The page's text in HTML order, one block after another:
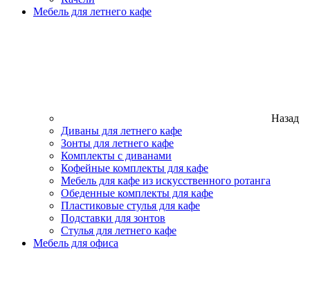
Мебель для летнего кафе
Назад
Диваны для летнего кафе
Зонты для летнего кафе
Комплекты с диванами
Кофейные комплекты для кафе
Мебель для кафе из искусственного ротанга
Обеденные комплекты для кафе
Пластиковые стулья для кафе
Подставки для зонтов
Стулья для летнего кафе
Мебель для офиса